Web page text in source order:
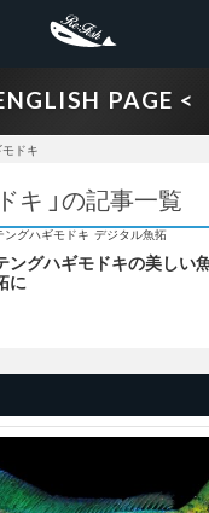
PAGE <
ドキ
キ 」の記事一覧
ングハギモドキ デジタル魚拓
ングハギモドキの美しい
に